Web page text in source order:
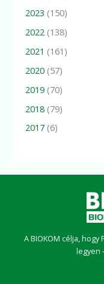
2023 (150)
2022 (138)
2021 (161)
2020 (57)
2019 (70)
2018 (79)
2017 (6)
A BIOKOM célja,
legyen